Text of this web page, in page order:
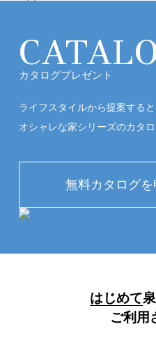
カタログプレゼント
ライフスタイルから提案する
オシャレな家シリーズのカタ
はじめて
ご利用